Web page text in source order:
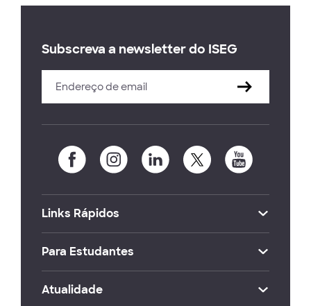
Subscreva a newsletter do ISEG
Links Rápidos
Para Estudantes
Atualidade